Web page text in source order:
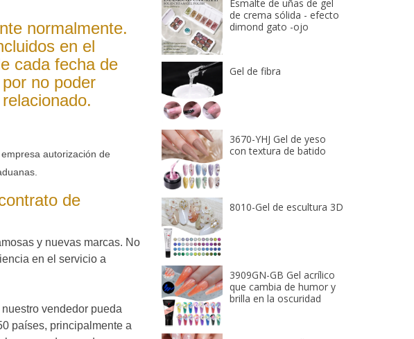
normalmente.
en el
cada fecha de
no poder
autorización de
de
y nuevas marcas. No
en el servicio a
vendedor pueda
países, principalmente a
Esmalte de uñas de gel
de crema sólida - efecto
dimond gato -ojo
Gel de fibra
3670-YHJ Gel de yeso
con textura de batido
8010-Gel de escultura 3D
3909GN-GB Gel acrílico
que cambia de humor y
brilla en la oscuridad